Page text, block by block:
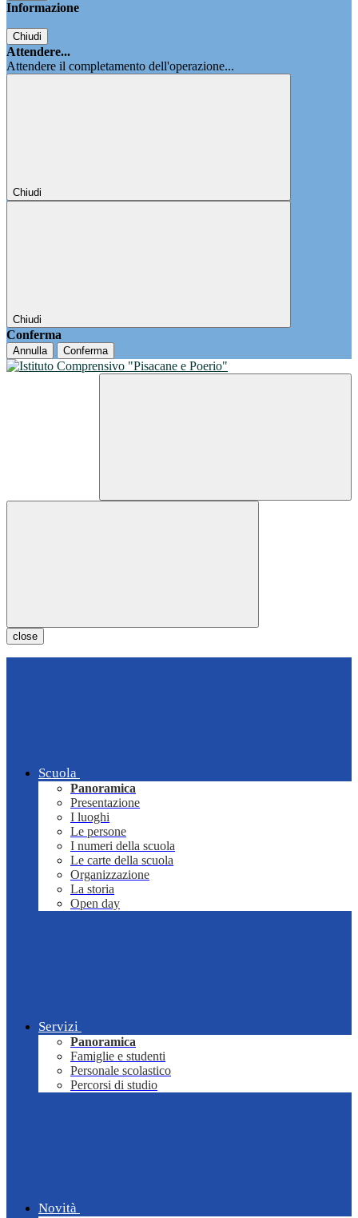
Informazione
Chiudi
Attendere...
Attendere il completamento dell'operazione...
Chiudi
Chiudi
Conferma
Annulla Conferma
close
Scuola
Panoramica
Presentazione
I luoghi
Le persone
I numeri della scuola
Le carte della scuola
Organizzazione
La storia
Open day
Servizi
Panoramica
Famiglie e studenti
Personale scolastico
Percorsi di studio
Novità